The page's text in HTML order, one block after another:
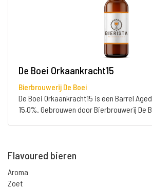
De Boei Orkaankracht15
Bierbrouwerij De Boei
De Boei Orkaankracht15 is een Barrel
15,0%. Gebrouwen door Bierbrouwerij De
Flavoured bieren
Aroma
Zoet